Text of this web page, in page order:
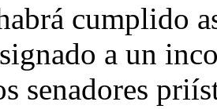
cumplido
a un
senadores